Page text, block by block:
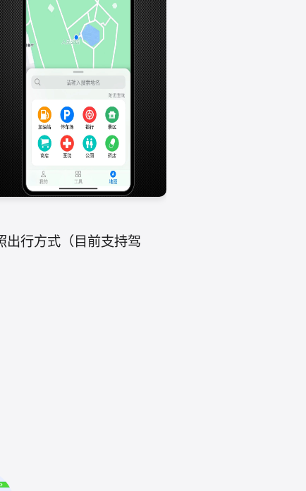
出行方式（目前支持驾